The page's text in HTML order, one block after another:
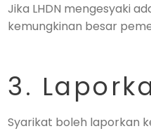
Jika LHDN mengesyaki
kemungkinan besar
3.
Syarikat boleh laporkan